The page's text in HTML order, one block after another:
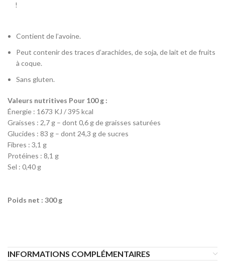
!
Contient de l’avoine.
Peut contenir des traces d’arachides, de soja, de lait et de fruits
à coque.
Sans gluten.
Valeurs nutritives Pour 100 g :
Énergie : 1673 KJ / 395 kcal
Graisses : 2,7 g – dont 0,6 g de graisses saturées
Glucides : 83 g – dont 24,3 g de sucres
Fibres : 3,1 g
Protéines : 8,1 g
Sel : 0,40 g
Poids net : 300 g
INFORMATIONS COMPLÉMENTAIRES